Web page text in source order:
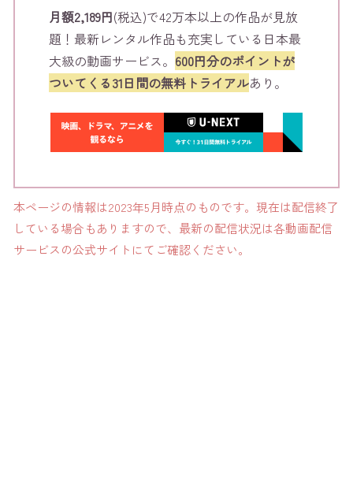
月額2,189円(税込)で42万本以上の作品が見放
題！最新レンタル作品も充実している日本最
大級の動画サービス。 600円分のポイントが
ついてくる31日間の無料トライアルあり。
本ページの情報は2023年5月時点のものです。現在は配信終了
している場合もありますので、最新の配信状況は各動画配信
サービスの公式サイトにてご確認ください。